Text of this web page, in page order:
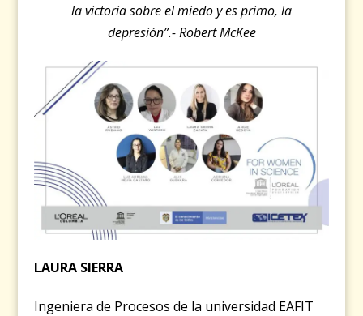
la victoria sobre el miedo y es primo, la
depresión”.- Robert McKee
LAURA SIERRA
Ingeniera de Procesos de la universidad EAFIT